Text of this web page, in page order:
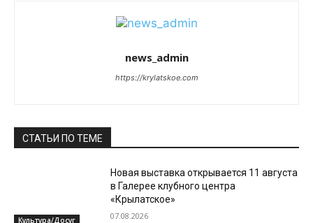
news_admin
https://krylatskoe.com
СТАТЬИ ПО ТЕМЕ
Культура/Досуг
Новая выставка открывается 11 августа
в Галерее клубного центра
«Крылатское»
07.08.2026